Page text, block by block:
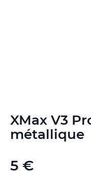
XMax V3
métallique
5 €
to
the
beginning
the